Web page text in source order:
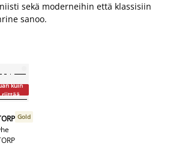
sekä moderneihin että klassisiin
sanoo.
kuin
riittää
Gold